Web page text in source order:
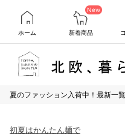
ホーム
New
新着商品
夏のファッション入荷中！最新一
初夏はかんたん麺で